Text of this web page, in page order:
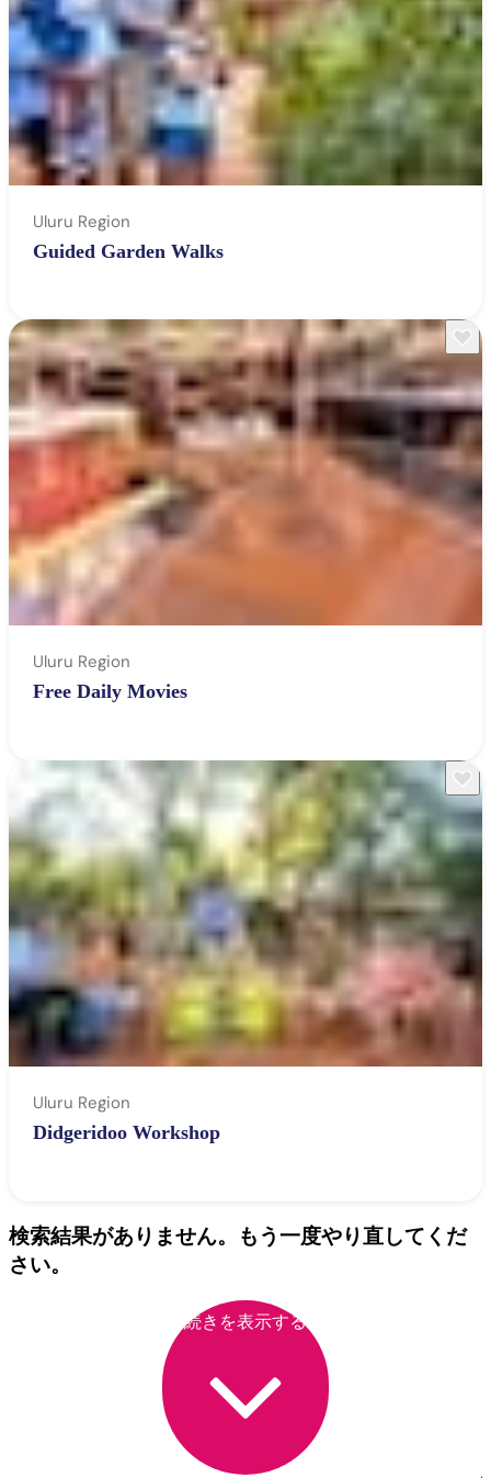
Uluru Region
Guided Garden Walks
Uluru Region
Free Daily Movies
Uluru Region
Didgeridoo Workshop
検索結果がありません。もう一度やり直してくだ
さい。